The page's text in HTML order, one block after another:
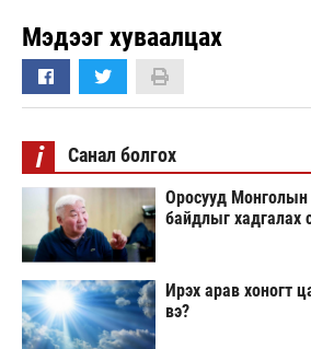
Мэдээг хуваалцах
i Санал болгох
Оросууд
байдлыг хадгалах
Ирэх арав хоногт
вэ?